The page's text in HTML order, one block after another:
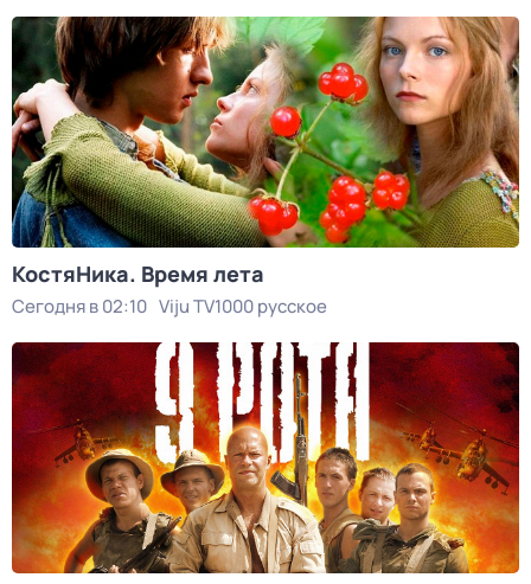
КостяНика. Время лета
Сегодня в 02:10 Viju TV1000 русское